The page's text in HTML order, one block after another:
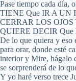
Pase tiempo cada día,
TIENE Que IR A UN
CERRAR LOS
QUIERE DECIR
De lo que quiera y eso
para orar, donde esté
interior y Mire, hágalo
se sorprenderá de lo
Y yo haré verso trece